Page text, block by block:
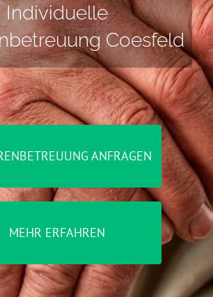
Individuelle
Coesfeld
ANFRAGEN
MEHR ERFAHREN